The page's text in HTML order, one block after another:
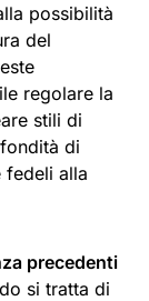
possibilità
del
regolare la
stili di
di
fedeli alla
precedenti
si tratta di